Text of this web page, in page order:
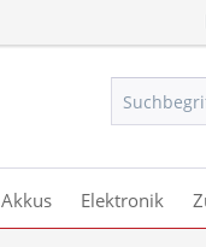
Akkus Elektronik